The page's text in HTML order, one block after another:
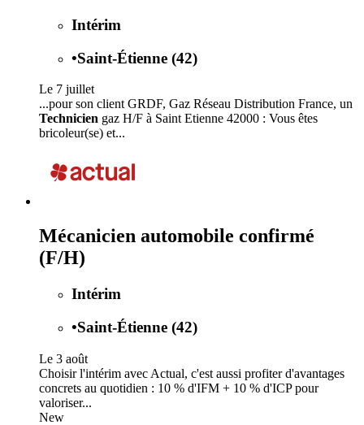
Intérim
•Saint-Étienne (42)
Le 7 juillet
...pour son client GRDF, Gaz Réseau Distribution France, un
Technicien gaz H/F à Saint Etienne 42000 : Vous êtes
bricoleur(se) et...
Mécanicien automobile confirmé
(F/H)
Intérim
•Saint-Étienne (42)
Le 3 août
Choisir l'intérim avec Actual, c'est aussi profiter d'avantages
concrets au quotidien : 10 % d'IFM + 10 % d'ICP pour
valoriser...
New